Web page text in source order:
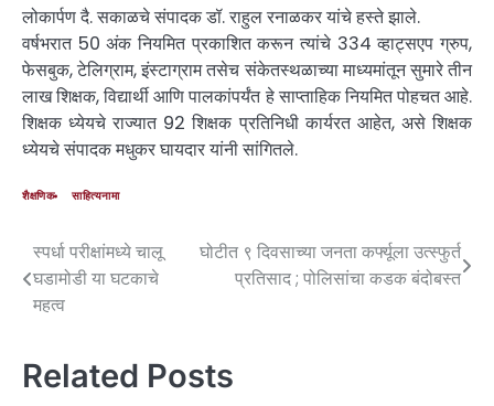
लोकार्पण दै. सकाळचे संपादक डॉ. राहुल रनाळकर यांचे हस्ते झाले.
वर्षभरात 50 अंक नियमित प्रकाशित करून त्यांचे 334 व्हाट्सएप ग्रुप,
फेसबुक, टेलिग्राम, इंस्टाग्राम तसेच संकेतस्थळाच्या माध्यमांतून सुमारे तीन
लाख शिक्षक, विद्यार्थी आणि पालकांपर्यंत हे साप्ताहिक नियमित पोहचत आहे.
शिक्षक ध्येयचे राज्यात 92 शिक्षक प्रतिनिधी कार्यरत आहेत, असे शिक्षक
ध्येयचे संपादक मधुकर घायदार यांनी सांगितले.
शैक्षणिक साहित्यनामा
स्पर्धा परीक्षांमध्ये चालू
घडामोडी या घटकाचे
महत्व
घोटीत ९ दिवसाच्या जनता कर्फ्यूला उत्स्फुर्त
प्रतिसाद ; पोलिसांचा कडक बंदोबस्त
Related Posts